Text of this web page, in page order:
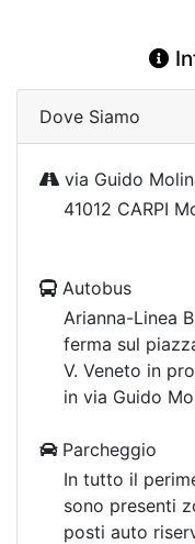
Dove Siamo
via Guido
41012 CARPI
Autobus
Arianna-Linea
ferma sul
V. Veneto in
in via Guido
Parcheggio
In tutto il
sono presenti
posti auto